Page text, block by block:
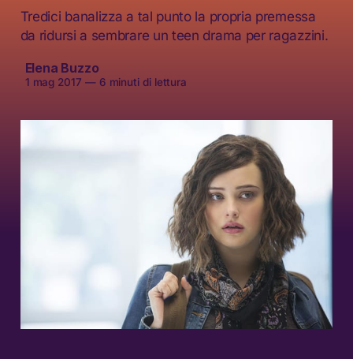
Tredici banalizza a tal punto la propria premessa
da ridursi a sembrare un teen drama per ragazzini.
Elena Buzzo
1 mag 2017 —6 minuti di lettura